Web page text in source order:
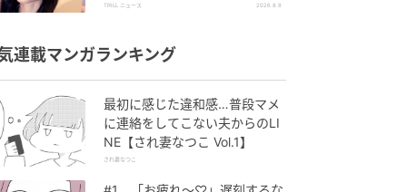
い」
TRILL ニュース 2026.8.8
連載マンガランキング
最初に感じた違和感…普段マメ
に連絡をしてこない夫からのLI
NE【され妻なつこ Vol.1】
され妻なつこ